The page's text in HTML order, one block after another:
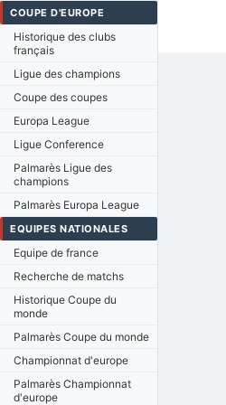
COUPE D'EUROPE
Historique des clubs
français
Ligue des champions
Coupe des coupes
Europa League
Ligue Conference
Palmarès Ligue des
champions
Palmarès Europa League
EQUIPES NATIONALES
Equipe de france
Recherche de matchs
Historique Coupe du
monde
Palmarès Coupe du monde
Championnat d'europe
Palmarès Championnat
d'europe